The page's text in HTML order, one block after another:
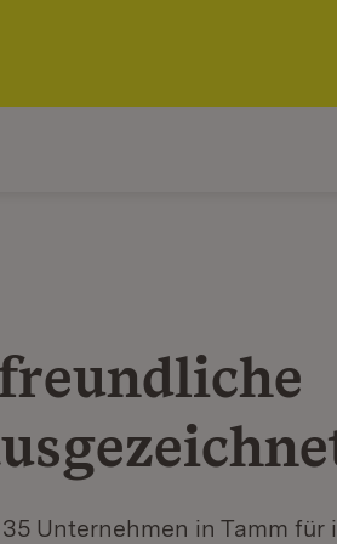
Unternehmen in Tamm für